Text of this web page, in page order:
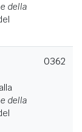
della
della
0362